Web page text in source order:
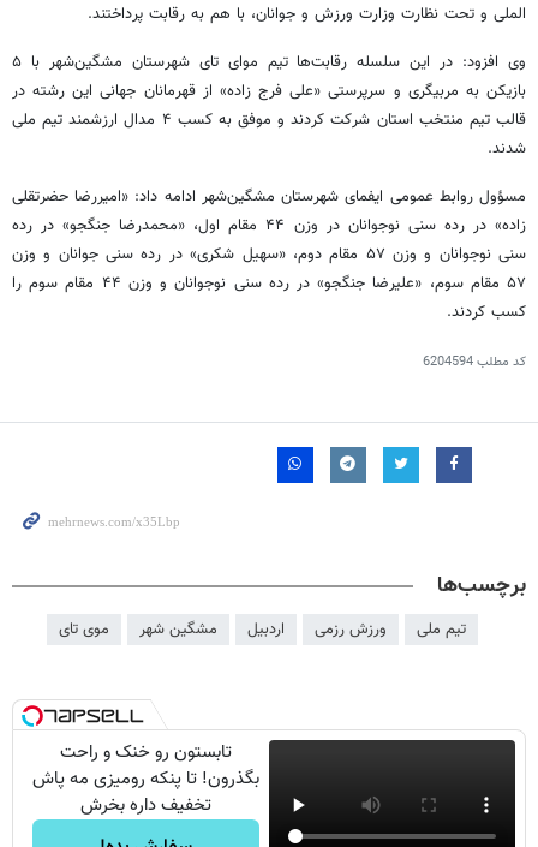
الملی و تحت نظارت وزارت ورزش و جوانان، با هم به رقابت پرداختند.
وی افزود: در این سلسله رقابت‌ها تیم موای تای شهرستان مشگین‌شهر
با ۵
بازیکن به مربیگری و سرپرستی «علی فرج زاده» از قهرمانان جهانی این رشته در
قالب تیم منتخب استان شرکت کردند و موفق به کسب ۴ مدال ارزشمند تیم ملی
شدند.
مسؤول روابط عمومی ایفمایشهرستان مشگین‌شهر ادامه داد: «امیررضا حضرتقلی
زاده» در رده سنی نوجوانان در وزن ۴۴ مقام اول، «محمدرضا جنگجو» در رده
سنی نوجوانان و وزن ۵۷ مقام دوم، «سهیل شکری» در رده سنی جوانان و وزن
۵۷ مقام سوم، «علیرضا جنگجو» در رده سنی نوجوانان و وزن ۴۴ مقام سوم را
کسب کردند.
کد مطلب6204594
برچسب‌ها
تیم ملی ورزش رزمی اردبیل مشگین شهر موی تای
تابستون رو خنک و راحت
بگذرون! تا پنکه رومیزی مه پاش
تخفیف داره بخرش